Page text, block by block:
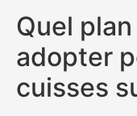
Quel
adopter
cuisses